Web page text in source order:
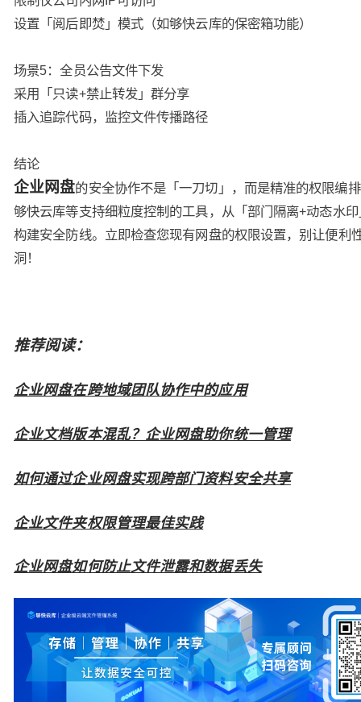
设置「阅后即焚」模式（如够快云库的保密箱功能）
场景5：全员公告文件下发
采用「只读+禁止转发」群分享
插入追踪代码，监控文件传播路径
结论
企业网盘的安全协作不是「一刀切」，而是精准的权限编
够快云库等支持细粒度控制的工具，从「部门隔离+动态水
构建安全防线。立即检查您现有网盘的权限设置，别让便利
洞！
推荐阅读：
企业网盘在跨地域团队协作中的应用
企业文档版本混乱？企业网盘助你统一管理
如何通过企业网盘实现跨部门资料安全共享
企业文件夹权限管理最佳实践
企业网盘如何防止文件泄露和数据丢失